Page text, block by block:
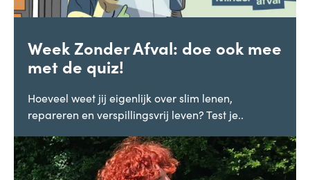
Week Zonder Afval: doe ook mee
met de quiz!
Hoeveel weet jij eigenlijk over slim lenen,
repareren en verspillingsvrij leven? Test je..